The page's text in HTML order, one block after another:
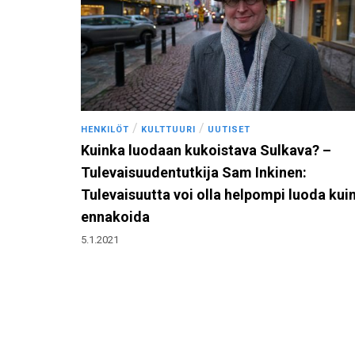
HENKILÖT / KULTTUURI / UUTISET
Kuinka luodaan kukoistava Sulkava? –
Tulevaisuudentutkija Sam Inkinen:
Tulevaisuutta voi olla helpompi luoda
ennakoida
5.1.2021